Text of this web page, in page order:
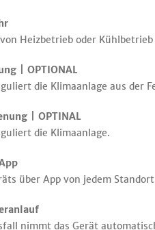
Heizbetrieb oder
| OPTIONAL
die Klimaanlage aus der
| OPTINAL
die Klimaanlage.
über App von jedem
nimmt das Gerät